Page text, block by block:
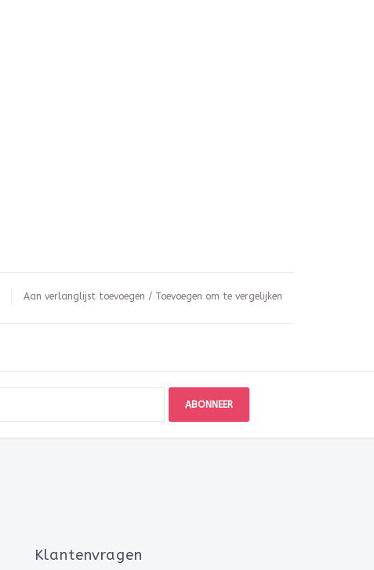
Aan verlanglijst toevoegen / Toevoegen om te vergelijken
ABONNEER
Klantenvragen